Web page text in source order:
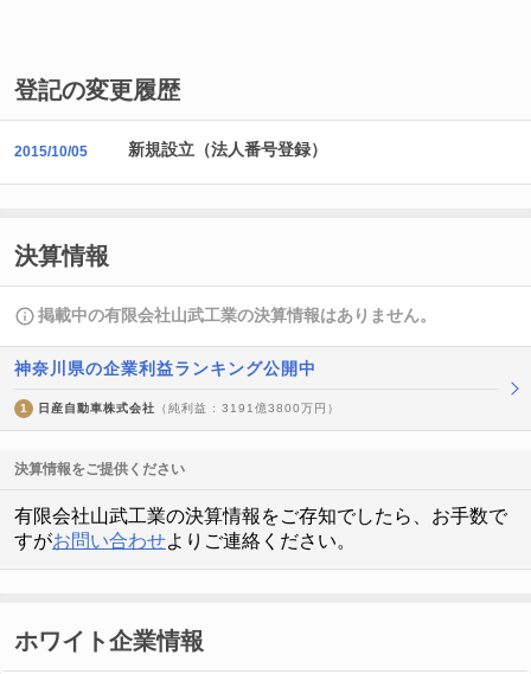
登記の変更履歴
2015/10/05 新規設立（法人番号登録）
決算情報
掲載中の有限会社山武工業の決算情報はありません。
神奈川県の企業利益ランキング公開中
1 日産自動車株式会社 （純利益 : 3191億3800万円）
決算情報をご提供ください
有限会社山武工業の決算情報をご存知でしたら、お手数で
すがお問い合わせよりご連絡ください。
ホワイト企業情報